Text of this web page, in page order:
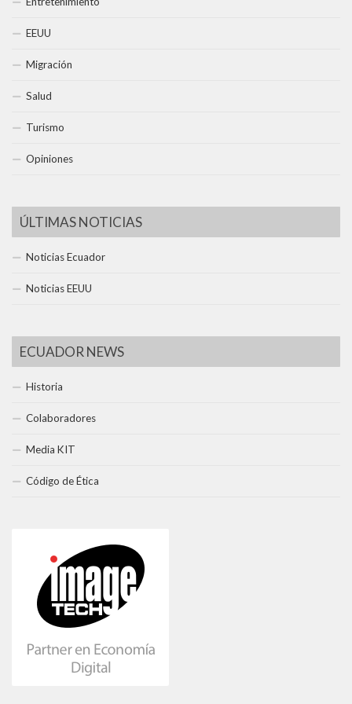
EEUU
Migración
Salud
Turismo
Opiniones
ÚLTIMAS NOTICIAS
Noticias Ecuador
Noticias EEUU
ECUADOR NEWS
Historia
Colaboradores
Media KIT
Código de Ética